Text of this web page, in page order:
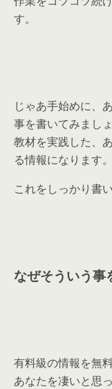
す。
じゃあ手始めに、
事を書いてみましょ
教材を実践した、
る情報になります。
これをしっかり書
なぜそういう事
有料級の情報を無
あなたを凄いと思